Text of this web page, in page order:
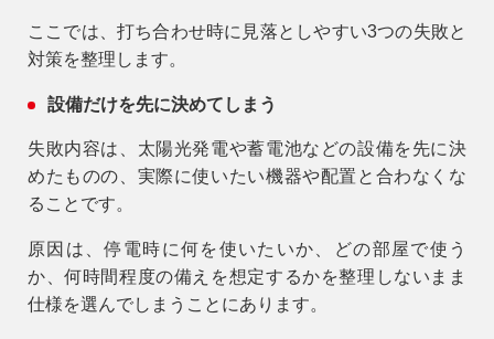
ここでは、打ち合わせ時に見落としやすい3つの失敗と
対策を整理します。
設備だけを先に決めてしまう
失敗内容は、太陽光発電や蓄電池などの設備を先に決
めたものの、実際に使いたい機器や配置と合わなくな
ることです。
原因は、停電時に何を使いたいか、どの部屋で使う
か、何時間程度の備えを想定するかを整理しないまま
仕様を選んでしまうことにあります。